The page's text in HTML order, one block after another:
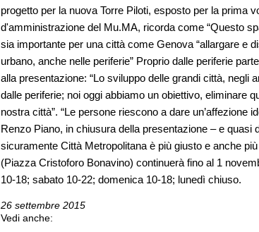
progetto per la nuova Torre Piloti, esposto per la prima
d'amministrazione del Mu.MA, ricorda come “Questo
sia importante per una città come Genova “allargare e
urbano, anche nelle periferie” Proprio dalle periferie
alla presentazione: “Lo sviluppo delle grandi città, negli
dalle periferie; noi oggi abbiamo un obiettivo, eliminare
nostra città”. “Le persone riescono a dare un’affezione
Renzo Piano, in chiusura della presentazione – e quasi
sicuramente Città Metropolitana è più giusto e anche
(Piazza Cristoforo Bonavino) continuerà fino al 1
10-18; sabato 10-22; domenica 10-18; lunedì chiuso.
26 settembre 2015
Vedi anche: